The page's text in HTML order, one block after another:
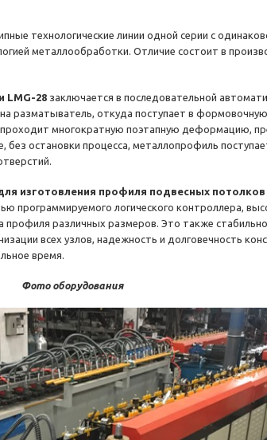
технологические линии одной серии с
металлообработки. Отличие состоит в
LMG-28 заключается в последовательной
разматыватель, откуда поступает в
многократную поэтапную деформацию,
остановки процесса, металлопрофиль
изготовления профиля подвесных потолков
программируемого логического контроллера,
различных размеров. Это также
всех узлов, надежность и долговечность
время.
Фото оборудования